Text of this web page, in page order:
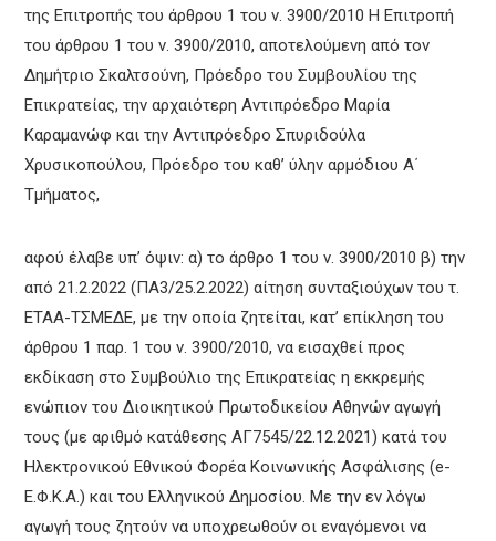
της Επιτροπής του άρθρου 1 του ν. 3900/2010 Η Επιτροπή
του άρθρου 1 του ν. 3900/2010, αποτελούμενη από τον
Δημήτριο Σκαλτσούνη, Πρόεδρο του Συμβουλίου της
Επικρατείας, την αρχαιότερη Αντιπρόεδρο Μαρία
Καραμανώφ και την Αντιπρόεδρο Σπυριδούλα
Χρυσικοπούλου, Πρόεδρο του καθ’ ύλην αρμόδιου Α΄
Τμήματος,
αφού έλαβε υπ’ όψιν: α) το άρθρο 1 του ν. 3900/2010 β) την
από 21.2.2022 (ΠΑ3/25.2.2022) αίτηση συνταξιούχων του τ.
ΕΤΑΑ-ΤΣΜΕΔΕ, με την οποία ζητείται, κατ’ επίκληση του
άρθρου 1 παρ. 1 του ν. 3900/2010, να εισαχθεί προς
εκδίκαση στο Συμβούλιο της Επικρατείας η εκκρεμής
ενώπιον του Διοικητικού Πρωτοδικείου Αθηνών αγωγή
τους (με αριθμό κατάθεσης ΑΓ7545/22.12.2021) κατά του
Ηλεκτρονικού Εθνικού Φορέα Κοινωνικής Ασφάλισης (e-
Ε.Φ.Κ.Α.) και του Ελληνικού Δημοσίου. Με την εν λόγω
αγωγή τους ζητούν να υποχρεωθούν οι εναγόμενοι να